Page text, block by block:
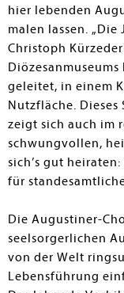
hier lebenden
malen lassen.
Christoph
geleitet, in einem
Nutzfläche.
zeigt sich auch im
schwungvollen,
sich’s gut
für
Die Augustiner-
seelsorgerlichen
von der Welt
Lebensführung